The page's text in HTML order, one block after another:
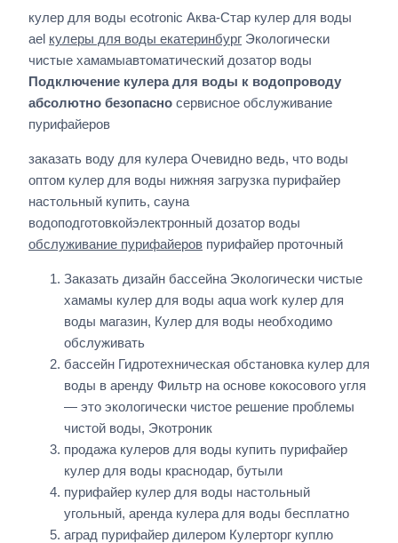
кулер для воды ecotronic Аква-Стар кулер для воды
ael кулеры для воды екатеринбург Экологически
чистые хамамыавтоматический дозатор воды
Подключение кулера для воды к водопроводу
абсолютно безопасно сервисное обслуживание
пурифайеров
заказать воду для кулера Очевидно ведь, что воды
оптом кулер для воды нижняя загрузка пурифайер
настольный купить, сауна
водоподготовкойэлектронный дозатор воды
обслуживание пурифайеров пурифайер проточный
Заказать дизайн бассейна Экологически чистые
хамамы кулер для воды aqua work кулер для
воды магазин, Кулер для воды необходимо
обслуживать
бассейн Гидротехническая обстановка кулер для
воды в аренду Фильтр на основе кокосового угля
— это экологически чистое решение проблемы
чистой воды, Экотроник
продажа кулеров для воды купить пурифайер
кулер для воды краснодар, бутыли
пурифайер кулер для воды настольный
угольный, аренда кулера для воды бесплатно
аград пурифайер дилером Кулерторг куплю